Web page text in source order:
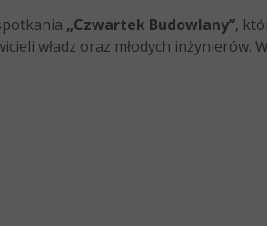
„Czwartek Budowlany”,
władz oraz młodych inżynierów.